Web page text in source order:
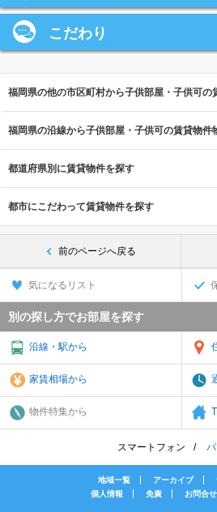
こだわり
福岡県の他の市区町村から子供部屋・子供可の
福岡県の沿線から子供部屋・子供可の賃貸物件
都道府県別に賃貸物件を探す
都市にこだわって賃貸物件を探す
前のページへ戻る
気になるリスト
別の探し方でお部屋を探す
沿線・駅から
家賃相場から
物件特集から
スマートフォン
地域一覧 アーカイブ
個人情報
免責 お問合せ